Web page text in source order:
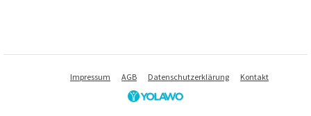
Impressum AGB Datenschutzerklärung Kontakt